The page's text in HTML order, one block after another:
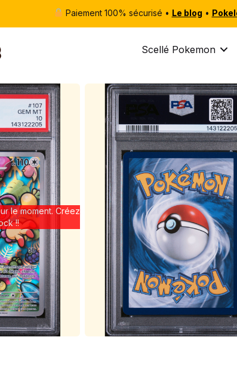
Paiement 100% sécurisé • Le blog •
Scellé Pokemon
le moment. Créez
!!